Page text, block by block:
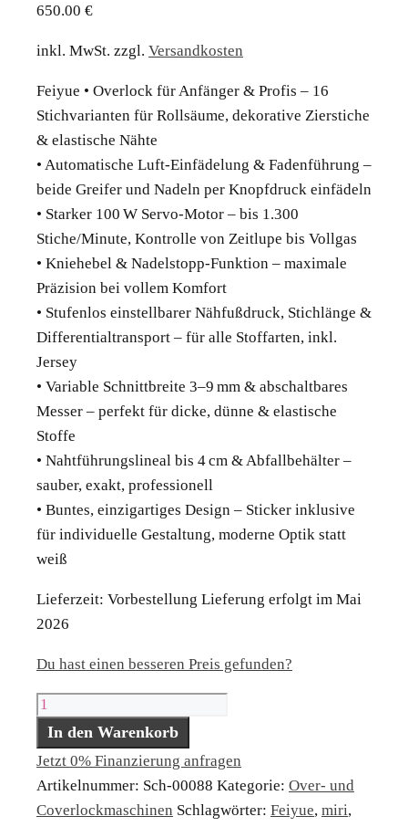
650.00 €
inkl. MwSt. zzgl. Versandkosten
Feiyue • Overlock für Anfänger & Profis – 16
Stichvarianten für Rollsäume, dekorative Zierstiche
& elastische Nähte
• Automatische Luft-Einfädelung & Fadenführung –
beide Greifer und Nadeln per Knopfdruck einfädeln
• Starker 100 W Servo-Motor – bis 1.300
Stiche/Minute, Kontrolle von Zeitlupe bis Vollgas
• Kniehebel & Nadelstopp-Funktion – maximale
Präzision bei vollem Komfort
• Stufenlos einstellbarer Nähfußdruck, Stichlänge &
Differentialtransport – für alle Stoffarten, inkl.
Jersey
• Variable Schnittbreite 3–9 mm & abschaltbares
Messer – perfekt für dicke, dünne & elastische
Stoffe
• Nahtführungslineal bis 4 cm & Abfallbehälter –
sauber, exakt, professionell
• Buntes, einzigartiges Design – Sticker inklusive
für individuelle Gestaltung, moderne Optik statt
weiß
Lieferzeit: Vorbestellung Lieferung erfolgt im Mai
2026
Du hast einen besseren Preis gefunden?
Feiyue
miri
Overlock
Menge
In den Warenkorb
Jetzt 0% Finanzierung anfragen
Artikelnummer: Sch-00088 Kategorie: Over- und
Coverlockmaschinen Schlagwörter: Feiyue, miri,